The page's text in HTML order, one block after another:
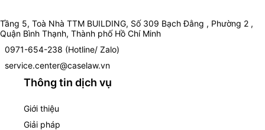
Tầng 5, Toà Nhà TTM BUILDING, Số 309 Bạch Đằng , Phường 2 ,
Quận Bình Thạnh, Thành phố Hồ Chí Minh
0971-654-238 (Hotline/ Zalo)
service.center@caselaw.vn
Thông tin dịch vụ
Giới thiệu
Giải pháp